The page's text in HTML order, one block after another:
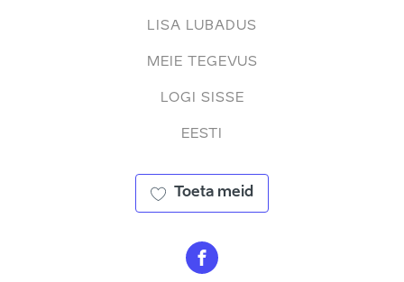
LISA LUBADUS
MEIE TEGEVUS
LOGI SISSE
EESTI
Toeta meid